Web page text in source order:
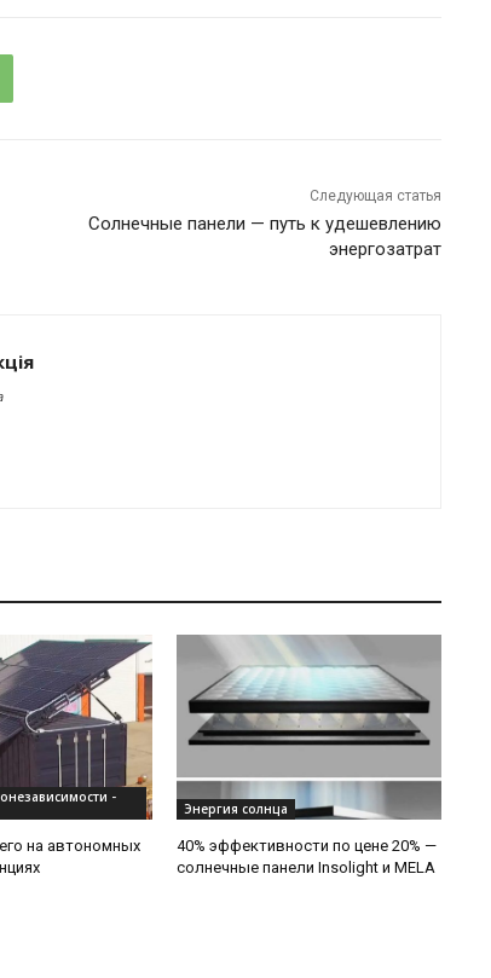
Следующая статья
Солнечные панели — путь к удешевлению
энергозатрат
-
на автономных
Энергия солнца
40% эффективности по цене 20% —
солнечные панели Insolight и MELA